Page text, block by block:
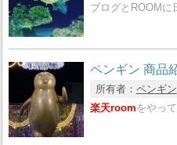
ブログとROOMに
ペンギン 商品
所有者： ペンギン
楽天roomをやっ